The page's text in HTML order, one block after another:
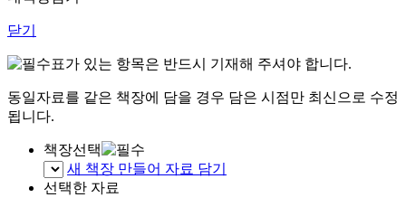
닫기
표가 있는 항목은 반드시 기재해 주셔야 합니다.
동일자료를 같은 책장에 담을 경우 담은 시점만 최신으로 수정
됩니다.
책장선택
새 책장 만들어 자료 담기
선택한 자료